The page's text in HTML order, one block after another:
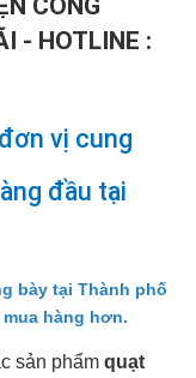
CÔNG
- HOTLINE :
vị cung
đầu tại
bày tại Thành phố
hàng hơn.
sản phẩm quạt